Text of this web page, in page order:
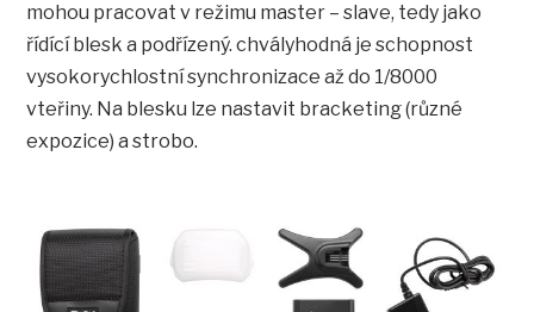
mohou pracovat v režimu master – slave, tedy jako
řídící blesk a podřízený. chvályhodná je schopnost
vysokorychlostní synchronizace až do 1/8000
vteřiny. Na blesku lze nastavit bracketing (různé
expozice) a strobo.